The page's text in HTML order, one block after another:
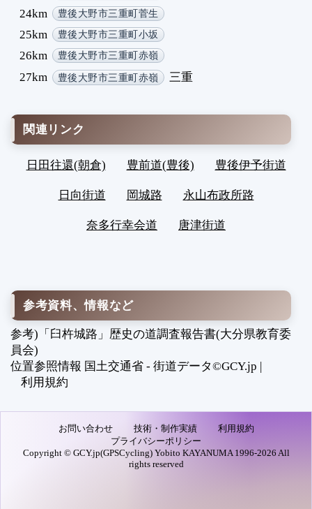
24km 豊後大野市三重町菅生
25km 豊後大野市三重町小坂
26km 豊後大野市三重町赤嶺
27km 豊後大野市三重町赤嶺 三重
関連リンク
日田往還(朝倉) 豊前道(豊後) 豊後伊予街道
日向街道 岡城路 永山布政所路
奈多行幸会道 唐津街道
参考資料、情報など
参考)「臼杵城路」歴史の道調査報告書(大分県教育委
員会)
位置参照情報 国土交通省 - 街道データ©GCY.jp |
利用規約
お問い合わせ 技術・制作実績
利用規約
プライバシーポリシー
Copyright © GCY.jp(GPSCycling) Yobito KAYANUMA 1996-2026 All
rights reserved